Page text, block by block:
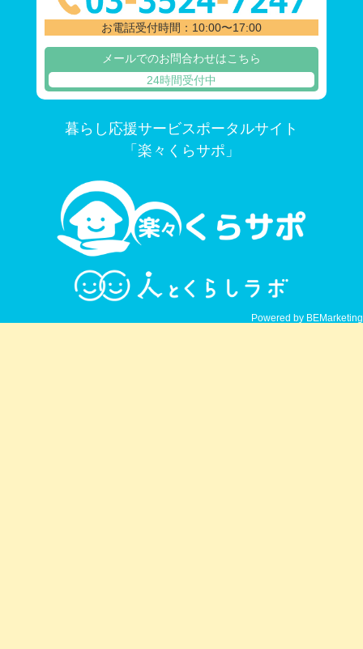
お電話受付時間：10:00〜17:00
メールでのお問合わせはこちら
24時間受付中
暮らし応援サービスポータルサイト
「楽々くらサポ」
Powered by BEMarketing